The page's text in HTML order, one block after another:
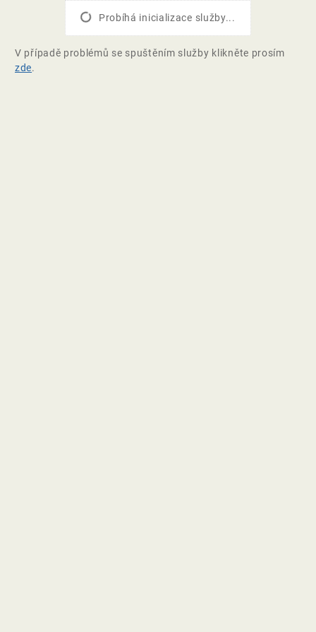
Probíhá inicializace služby...
V případě problémů se spuštěním služby klikněte prosím
zde.